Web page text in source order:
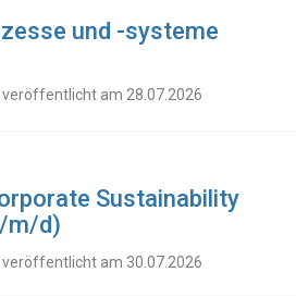
und -systeme
am 28.07.2026
Sustainability
m/d)
am 30.07.2026